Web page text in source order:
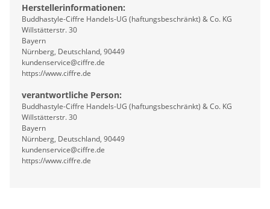
Herstellerinformationen:
Buddhastyle-Ciffre Handels-UG (haftungsbeschränkt) & Co. KG
Willstätterstr. 30
Bayern
Nürnberg, Deutschland, 90449
kundenservice@ciffre.de
https://www.ciffre.de
verantwortliche Person:
Buddhastyle-Ciffre Handels-UG (haftungsbeschränkt) & Co. KG
Willstätterstr. 30
Bayern
Nürnberg, Deutschland, 90449
kundenservice@ciffre.de
https://www.ciffre.de